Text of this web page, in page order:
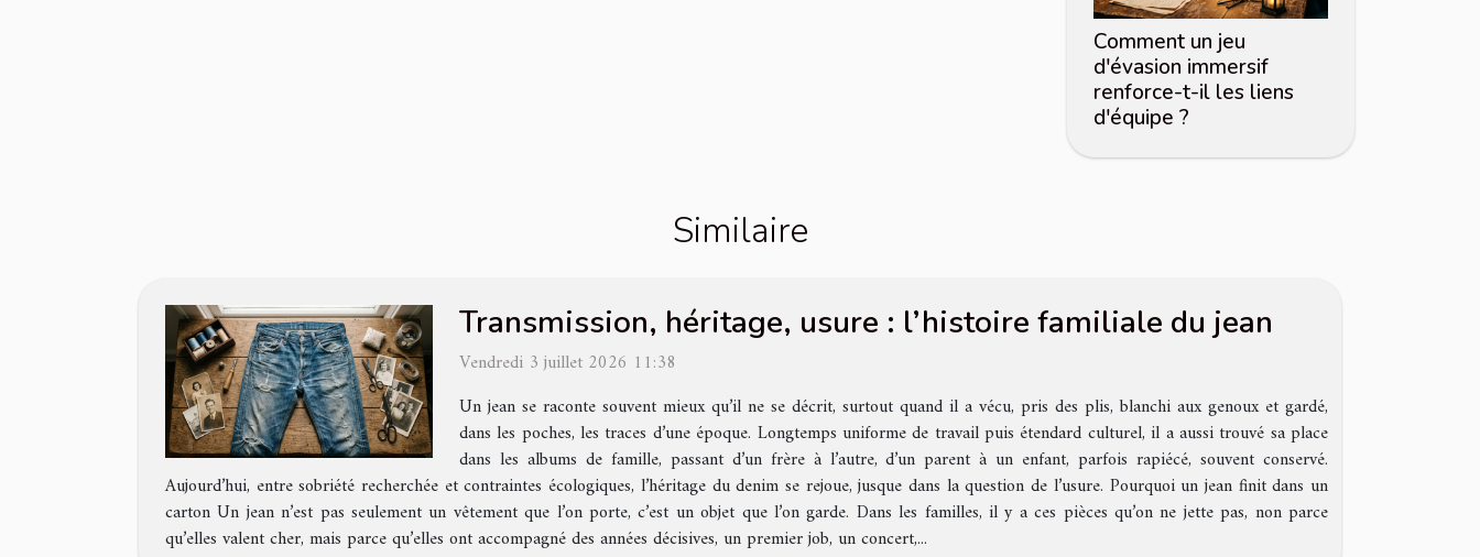
Comment un jeu
d'évasion immersif
renforce-t-il les liens
d'équipe ?
Similaire
Transmission, héritage, usure : l’histoire familiale du jean
Vendredi 3 juillet 2026 11:38
Un jean se raconte souvent mieux qu’il ne se décrit, surtout quand il a vécu, pris des plis, blanchi aux genoux et gardé,
dans les poches, les traces d’une époque. Longtemps uniforme de travail puis étendard culturel, il a aussi trouvé sa place
dans les albums de famille, passant d’un frère à l’autre, d’un parent à un enfant, parfois rapiécé, souvent conservé.
Aujourd’hui, entre sobriété recherchée et contraintes écologiques, l’héritage du denim se rejoue, jusque dans la question de l’usure. Pourquoi un jean finit dans un
carton Un jean n’est pas seulement un vêtement que l’on porte, c’est un objet que l’on garde. Dans les familles, il y a ces pièces qu’on ne jette pas, non parce
qu’elles valent cher, mais parce qu’elles ont accompagné des années décisives, un premier job, un concert,...